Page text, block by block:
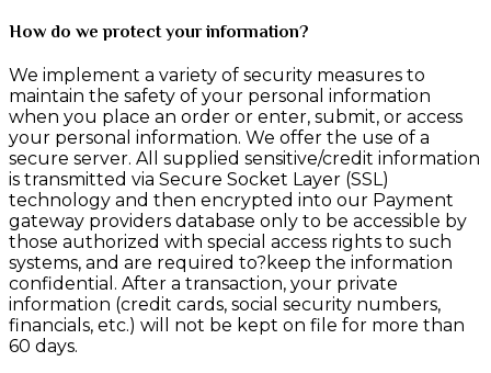
How do we protect your information?
We implement a variety of security measures to
maintain the safety of your personal information
when you place an order or enter, submit, or access
your personal information. We offer the use of a
secure server. All supplied sensitive/credit information
is transmitted via Secure Socket Layer (SSL)
technology and then encrypted into our Payment
gateway providers database only to be accessible by
those authorized with special access rights to such
systems, and are required to?keep the information
confidential. After a transaction, your private
information (credit cards, social security numbers,
financials, etc.) will not be kept on file for more than
60 days.